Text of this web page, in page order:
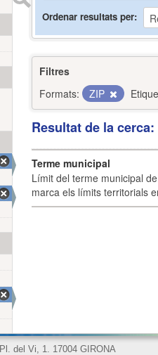
Ordenar resultats per
Filtres
Formats:
ZIP
Resultat de la
Terme municipal
Límit del terme municipal
marca els límits territorials
Pl. del Vi, 1. 17004 GIRONA